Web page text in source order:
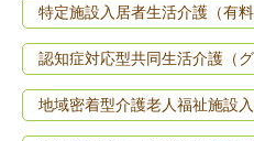
特定施設入居者生活介護（有料
認知症対応型共同生活介護（グ
地域密着型介護老人福祉施設